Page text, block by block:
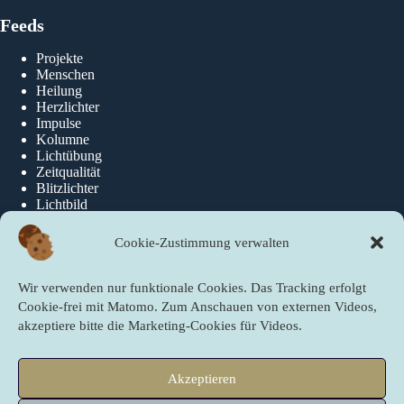
Cookie-Zustimmung verwalten
Wir verwenden nur funktionale Cookies. Das Tracking erfolgt
Cookie-frei mit Matomo. Zum Anschauen von externen Videos,
akzeptiere bitte die Marketing-Cookies für Videos.
Akzeptieren
Feeds
Projekte
Menschen
Heilung
Herzlichter
Impulse
Kolumne
Lichtübung
Zeitqualität
Blitzlichter
Lichtbild
Über Uns
Quicklinks